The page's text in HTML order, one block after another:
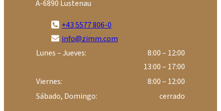
A-6890 Lustenau
+43 5577 806-0
info@zimm.com
Lunes – Jueves:
8:00 – 12:00
13:00 – 17:00
Viernes:
8:00 – 12:00
Sábado, Domingo:
cerrado